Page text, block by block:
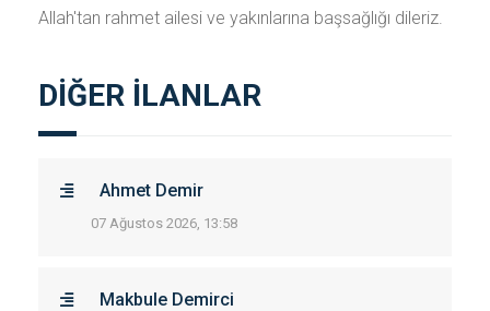
Allah'tan rahmet ailesi ve yakınlarına başsağlığı dileriz.
DİĞER İLANLAR
Ahmet Demir
07 Ağustos 2026, 13:58
Makbule Demirci